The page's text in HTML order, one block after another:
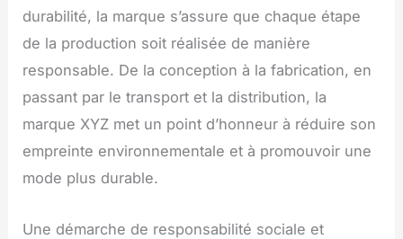
durabilité, la marque s’assure que chaque étape
de la production soit réalisée de manière
responsable. De la conception à la fabrication, en
passant par le transport et la distribution, la
marque XYZ met un point d’honneur à réduire son
empreinte environnementale et à promouvoir une
mode plus durable.
Une démarche de responsabilité sociale et